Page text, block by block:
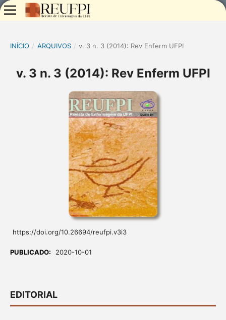
INÍCIO / ARQUIVOS / v. 3 n. 3 (2014): Rev Enferm UFPI
v. 3 n. 3 (2014): Rev Enferm UFPI
https://doi.org/10.26694/reufpi.v3i3
PUBLICADO: 2020-10-01
EDITORIAL